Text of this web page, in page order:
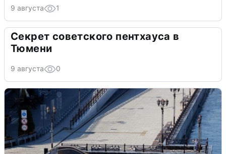
9 августа 1
Секрет советского пентхауса в
Тюмени
9 августа 0